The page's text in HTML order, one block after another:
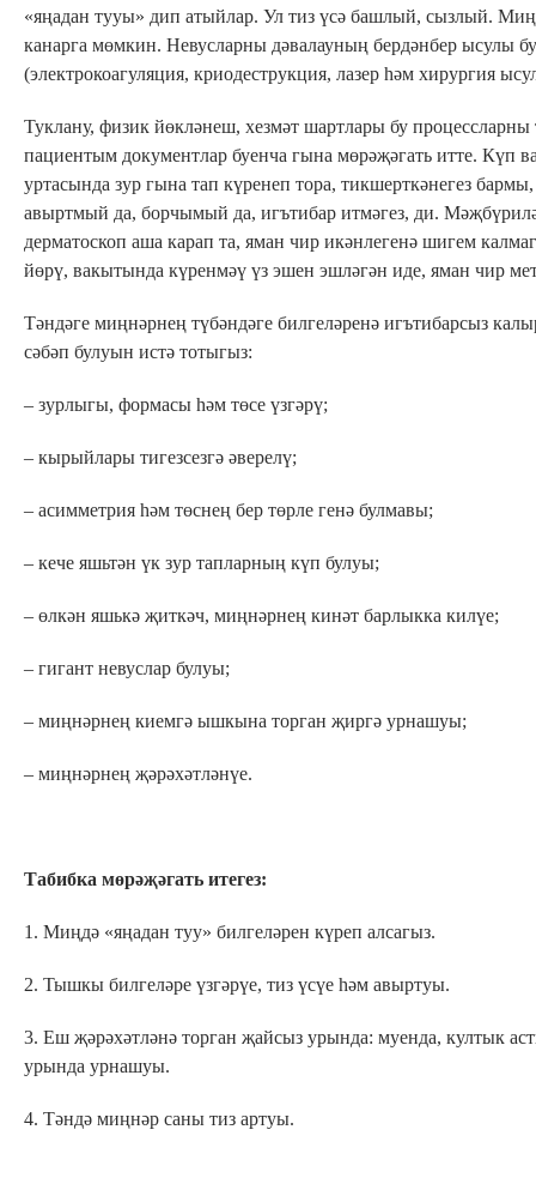
«яңадан тууы» дип атыйлар. Ул тиз үсә башлый, сызлый.
канарга мөмкин. Невусларны дәвалауның бердәнбер ысулы
(электрокоагуляция, криодеструкция, лазер һәм хирургия
Туклану, физик йөкләнеш, хезмәт шартлары бу
пациентым документлар буенча гына мөрәҗәгать итте.
уртасында зур гына тап күренеп тора, тикшерткәнегез
авыртмый да, борчымый да, игътибар итмәгез, ди.
дерматоскоп аша карап та, яман чир икәнлегенә шигем
йөрү, вакытында күренмәү үз эшен эшләгән иде, яман чир
Тәндәге миңнәрнең түбәндәге билгеләренә игътибарсыз
сәбәп булуын истә тотыгыз:
– зурлыгы, формасы һәм төсе үзгәрү;
– кырыйлары тигезсезгә әверелү;
– асимметрия һәм төснең бер төрле генә булмавы;
– кече яшьтән үк зур тапларның күп булуы;
– өлкән яшькә җиткәч, миңнәрнең кинәт барлыкка килүе;
– гигант невуслар булуы;
– миңнәрнең киемгә ышкына торган җиргә урнашуы;
– миңнәрнең җәрәхәтләнүе.
Табибка мөрәҗәгать итегез:
1. Миңдә «яңадан туу» билгеләрен күреп алсагыз.
2. Тышкы билгеләре үзгәрүе, тиз үсүе һәм авыртуы.
3. Еш җәрәхәтләнә торган җайсыз урында: муенда, култык
урында урнашуы.
4. Тәндә миңнәр саны тиз артуы.